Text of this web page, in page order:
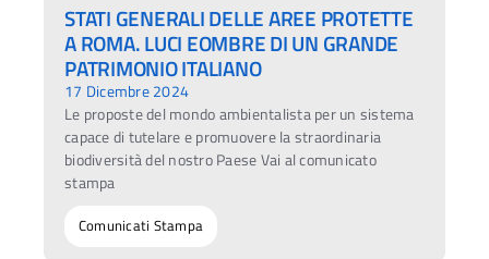
STATI GENERALI DELLE AREE PROTETTE
A ROMA. LUCI EOMBRE DI UN GRANDE
PATRIMONIO ITALIANO
17 Dicembre 2024
Le proposte del mondo ambientalista per un sistema
capace di tutelare e promuovere la straordinaria
biodiversità del nostro Paese Vai al comunicato
stampa
Comunicati Stampa